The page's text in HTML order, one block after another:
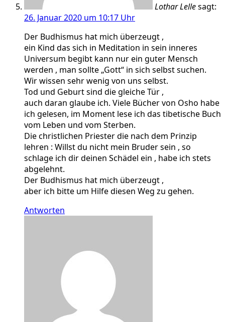
Lothar Lellesagt:
26. Januar 2020 um 10:17 Uhr
Der Budhismus hat mich überzeugt ,
ein Kind das sich in Meditation in sein inneres
Universum begibt kann nur ein guter Mensch
werden , man sollte „Gott“ in sich selbst suchen.
Wir wissen sehr wenig von uns selbst.
Tod und Geburt sind die gleiche Tür ,
auch daran glaube ich. Viele Bücher von Osho habe
ich gelesen, im Moment lese ich das tibetische Buch
vom Leben und vom Sterben.
Die christlichen Priester die nach dem Prinzip
lehren : Willst du nicht mein Bruder sein , so
schlage ich dir deinen Schädel ein , habe ich stets
abgelehnt.
Der Budhismus hat mich überzeugt ,
aber ich bitte um Hilfe diesen Weg zu gehen.
Antworten